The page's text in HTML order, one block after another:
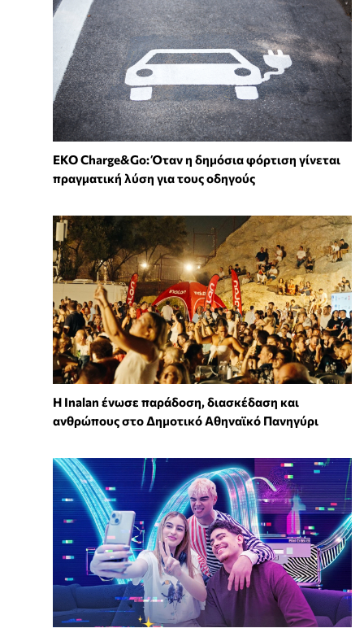
EKO Charge&Go: Όταν η δημόσια φόρτιση γίνεται
πραγματική λύση για τους οδηγούς
Η Inalan ένωσε παράδοση, διασκέδαση και
ανθρώπους στο Δημοτικό Αθηναϊκό Πανηγύρι